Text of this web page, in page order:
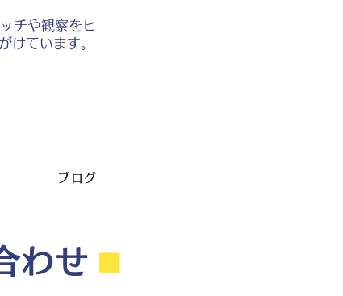
チや観察をヒ
けています。
ブログ
わせ ⬛︎